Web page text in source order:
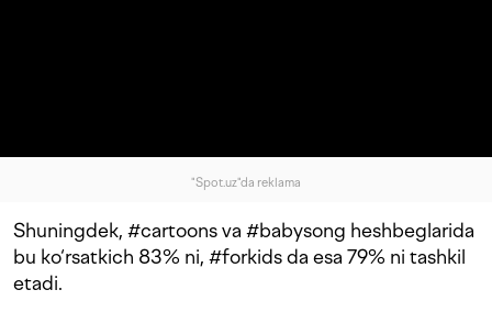
"Spot.uz"da reklama
Shuningdek, #cartoons va #babysong heshbeglarida
bu ko‘rsatkich 83% ni, #forkids da esa 79% ni tashkil
etadi.